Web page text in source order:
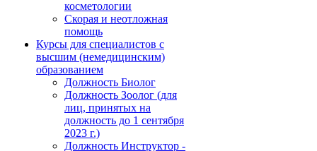
косметологии
Скорая и неотложная
помощь
Курсы для специалистов с
высшим (немедицинским)
образованием
Должность Биолог
Должность Зоолог (для
лиц, принятых на
должность до 1 сентября
2023 г.)
Должность Инструктор -